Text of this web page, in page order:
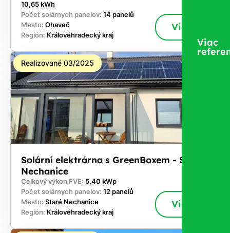
10,65 kWh
Počet solárnych panelov: 14 panelů
Mesto: Ohaveč
Región: Královéhradecký kraj
Viac
Realizované 03/2025
Solární elektrárna s GreenBoxem - Staré
Nechanice
Celkový výkon FVE: 5,40 kWp
Počet solárnych panelov: 12 panelů
Mesto: Staré Nechanice
Región: Královéhradecký kraj
Viac
Viac